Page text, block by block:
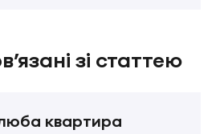
зі статтею
квартира